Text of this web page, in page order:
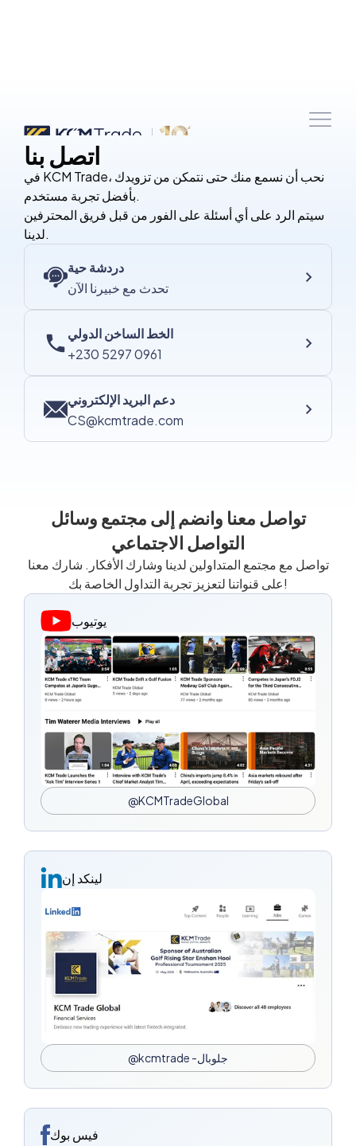
اتصل بنا
في KCM Trade، نحب أن نسمع منك حتى نتمكن من تزويدك
بأفضل تجربة مستخدم.
سيتم الرد على أي أسئلة على الفور من قبل فريق المحترفين
لدينا.
دردشة حية
تحدث مع خبيرنا الآن
الخط الساخن الدولي
+230 5297 0961
دعم البريد الإلكتروني
CS@kcmtrade.com
تواصل معنا وانضم إلى مجتمع وسائل
التواصل الاجتماعي
تواصل مع مجتمع المتداولين لدينا وشارك الأفكار. شارك معنا
على قنواتنا لتعزيز تجربة التداول الخاصة بك!
يوتيوب
@KCMTradeGlobal
لينكد إن
@kcmtrade -جلوبال
فيس بوك